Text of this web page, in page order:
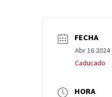
FECHA
Abr 16 2024
Caducado
HORA